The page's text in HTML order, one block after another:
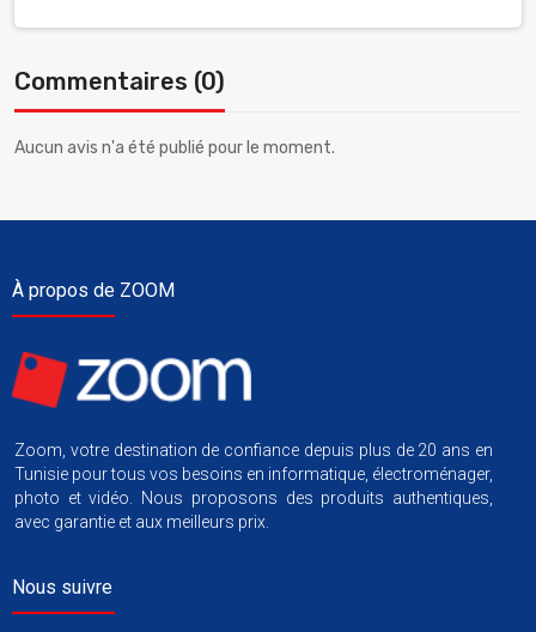
Commentaires (0)
Aucun avis n'a été publié pour le moment.
À propos de ZOOM
Zoom, votre destination de confiance depuis plus de 20 ans en
Tunisie pour tous vos besoins en informatique, électroménager,
photo et vidéo. Nous proposons des produits authentiques,
avec garantie et aux meilleurs prix.
Nous suivre